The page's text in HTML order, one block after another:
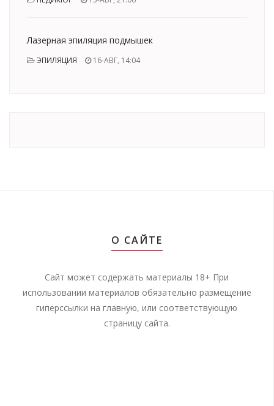
Лазерная эпиляция подмышек
ЭПИЛЯЦИЯ 16-АВГ, 14:04
О САЙТЕ
Сайт может содержать материалы 18+ При
использовании материалов обязательно размещение
гиперссылки на главную, или соответствующую
страницу сайта.